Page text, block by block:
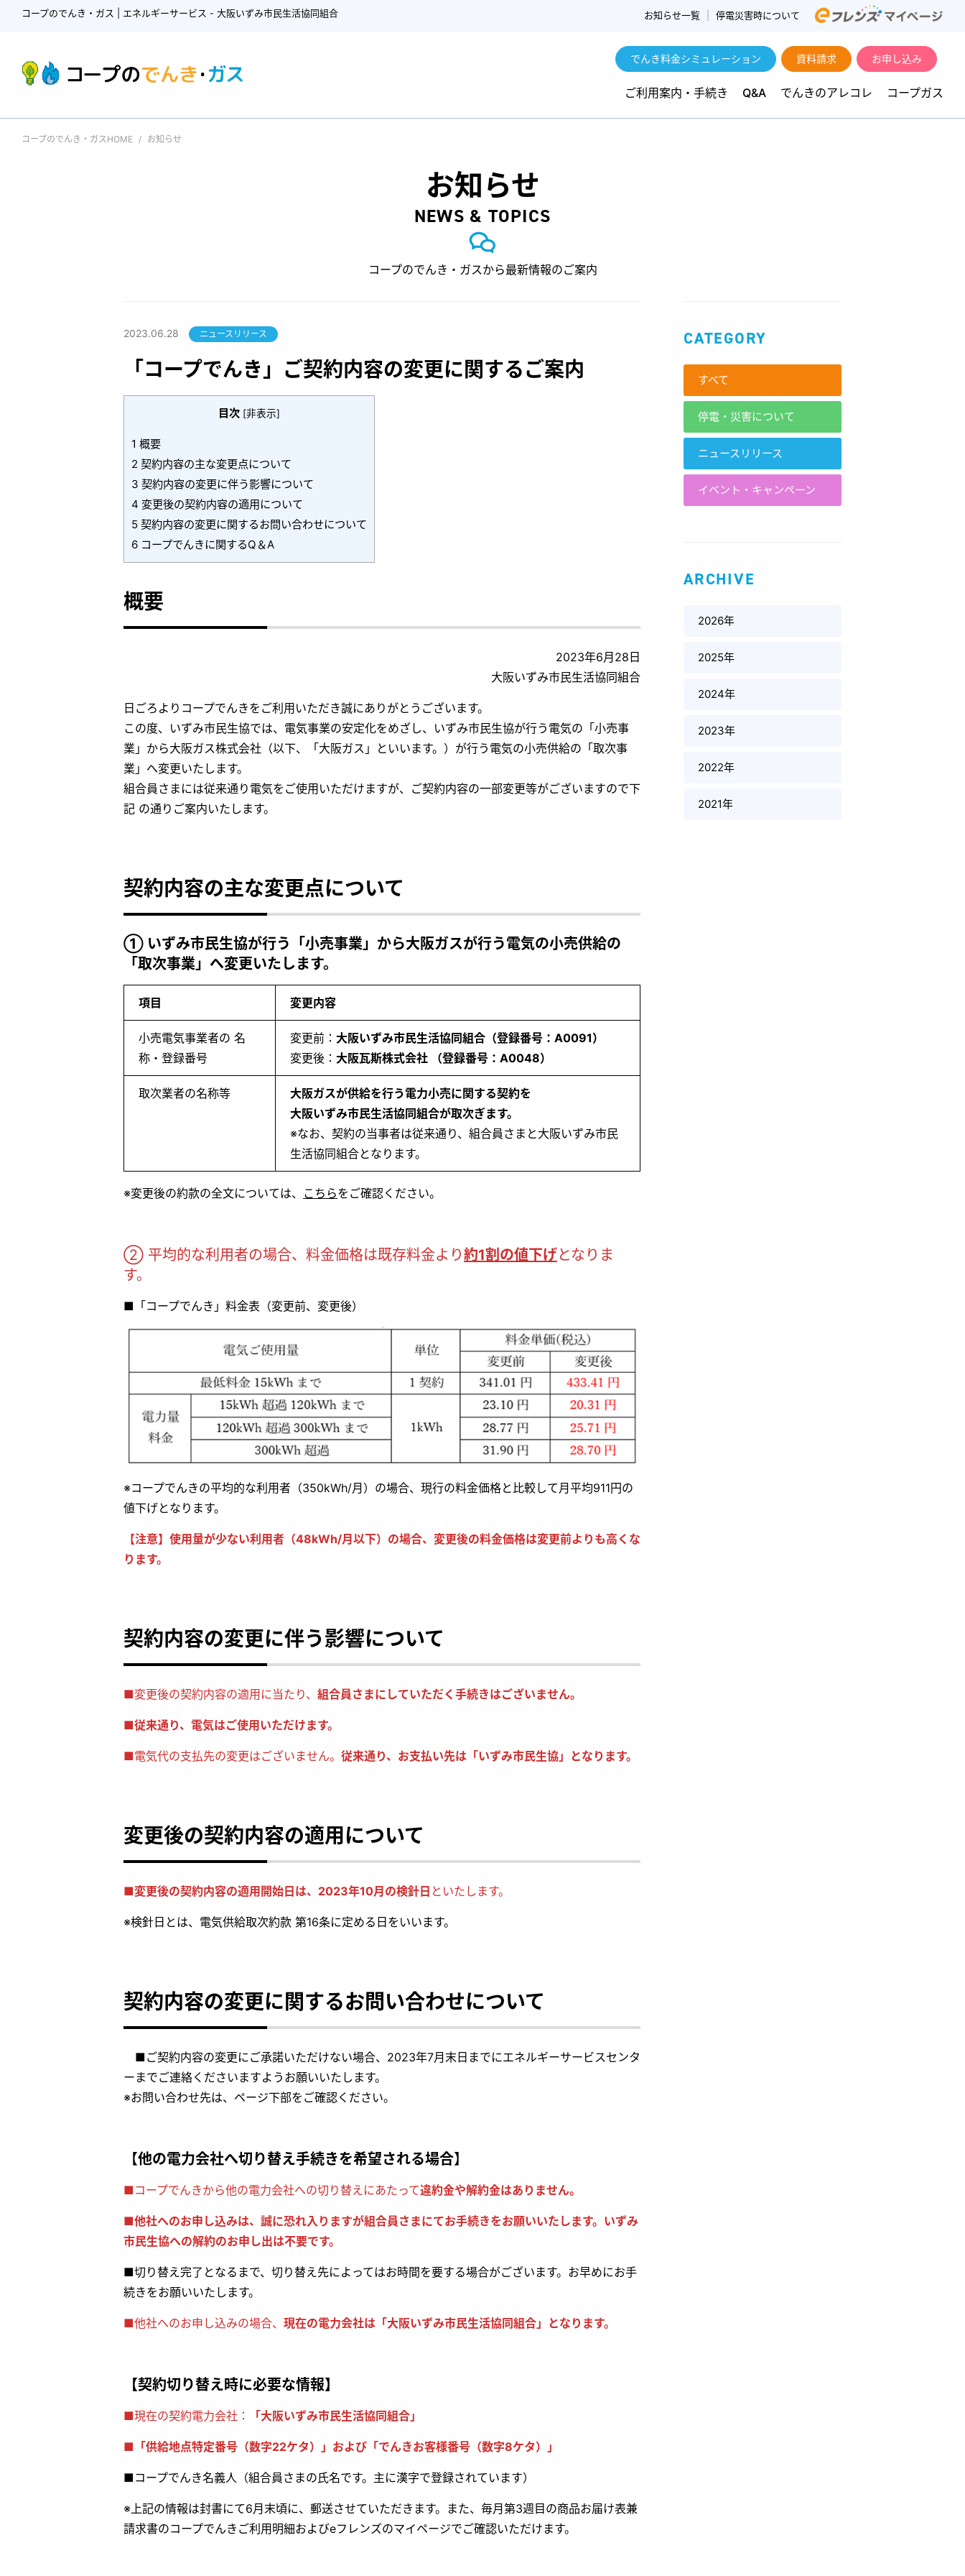
コープのでんき・ガス | エネルギーサービス - 大阪いずみ市民生活協同組合 お知らせ一覧 停電災害時について
でんき料金シミュレーション 資料請求 お申し込み
ご利用案内・手続き Q&A でんきのアレコレ コープガス
コープのでんき・ガスHOME お知らせ
お知らせ
NEWS & TOPICS
コープのでんき・ガスから最新情報のご案内
2023.06.28 ニュースリリース
「コープでんき」ご契約内容の変更に関するご案内
目次 [非表示]
1 概要
2 契約内容の主な変更点について
3 契約内容の変更に伴う影響について
4 変更後の契約内容の適用について
5 契約内容の変更に関するお問い合わせについて
6 コープでんきに関するQ＆A
概要
2023年6月28日
大阪いずみ市民生活協同組合
日ごろよりコープでんきをご利用いただき誠にありがとうございます。
この度、いずみ市民生協では、電気事業の安定化をめざし、いずみ市民生協が行う電気の「小売事
業」から大阪ガス株式会社（以下、「大阪ガス」といいます。）が行う電気の小売供給の「取次事
業」へ変更いたします。
組合員さまには従来通り電気をご使用いただけますが、ご契約内容の一部変更等がございますので下
記 の通りご案内いたします。
契約内容の主な変更点について
① いずみ市民生協が行う「小売事業」から大阪ガスが行う電気の小売供給の
「取次事業」へ変更いたします。
項目 変更内容
小売電気事業者の 名
称・登録番号
変更前： 大阪いずみ市民生活協同組合（登録番号：A0091）
変更後： 大阪瓦斯株式会社 （登録番号：A0048）
取次業者の名称等
大阪ガスが供給を行う電力小売に関する契約を
大阪いずみ市民生活協同組合が取次ぎます。
※なお、契約の当事者は従来通り、組合員さまと大阪いずみ市民
生活協同組合となります。
※変更後の約款の全文については、 こちらをご確認ください。
② 平均的な利用者の場合、料金価格は既存料金より約1割の値下げとなりま
す。
■「コープでんき」料金表（変更前、変更後）
※コープでんきの平均的な利用者（350kWh/月）の場合、現行の料金価格と比較して月平均911円の
値下げとなります。
【注意】使用量が少ない利用者（48kWh/月以下）の場合、変更後の料金価格は変更前よりも高くな
ります。
契約内容の変更に伴う影響について
■変更後の契約内容の適用に当たり、 組合員さまにしていただく手続きはございません。
■従来通り、電気はご使用いただけます。
■電気代の支払先の変更はございません。 従来通り、お支払い先は「いずみ市民生協」となります。
変更後の契約内容の適用について
■変更後の契約内容の適用開始日は、2023年10月の検針日 といたします。
※検針日とは、電気供給取次約款 第16条に定める日をいいます。
契約内容の変更に関するお問い合わせについて
■ご契約内容の変更にご承諾いただけない場合、2023年7月末日までにエネルギーサービスセンタ
ーまでご連絡くださいますようお願いいたします。
※お問い合わせ先は、ページ下部をご確認ください。
【他の電力会社へ切り替え手続きを希望される場合】
■コープでんきから他の電力会社への切り替えにあたって違約金や解約金はありません。
■他社へのお申し込みは、誠に恐れ入りますが組合員さまにてお手続きをお願いいたします。いずみ
市民生協への解約のお申し出は不要です。
■切り替え完了となるまで、切り替え先によってはお時間を要する場合がございます。お早めにお手
続きをお願いいたします。
■他社へのお申し込みの場合、 現在の電力会社は「大阪いずみ市民生活協同組合」となります。
【契約切り替え時に必要な情報】
■現在の契約電力会社： 「大阪いずみ市民生活協同組合」
■「供給地点特定番号（数字22ケタ）」および「でんきお客様番号（数字8ケタ）」
■コープでんき名義人（組合員さまの氏名です。主に漢字で登録されています）
※上記の情報は封書にて6月末頃に、郵送させていただきます。また、毎月第3週目の商品お届け表兼
請求書のコープでんきご利用明細およびeフレンズのマイページでご確認いただけます。
CATEGORY
すべて
停電・災害について
ニュースリリース
イベント・キャンペーン
ARCHIVE
2026年
2025年
2024年
2023年
2022年
2021年